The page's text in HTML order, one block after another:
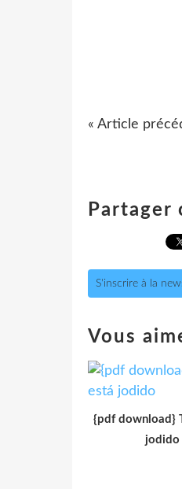
« Article
Partager
S'inscrire à la
Vous
{pdf download}
jodido